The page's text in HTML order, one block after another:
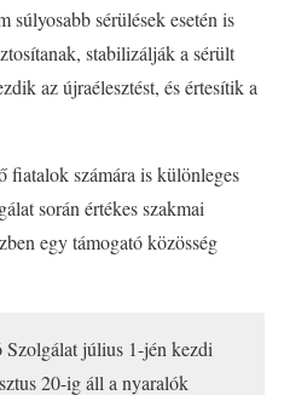
súlyosabb sérülések esetén is
stabilizálják a sérült
az újraélesztést, és értesítik a
fiatalok számára is különleges
során értékes szakmai
egy támogató közösség
július 1-jén kezdi
20-ig áll a nyaralók